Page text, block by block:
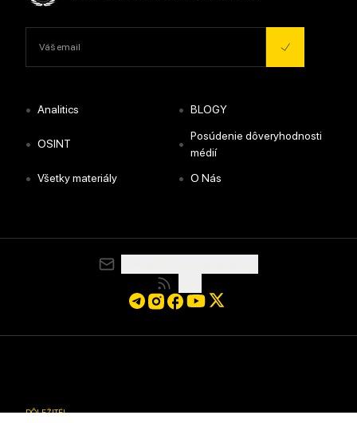
• Analitics • BLOGY
• OSINT •
Posúdenie dôveryhodnosti
médií
• Všetky materiály • O Nás
DÔLEŽITÉ!